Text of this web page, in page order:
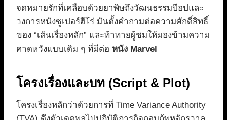
จดหมายรักที่เคลือบด้วยยาพิษถึงวัฒนธรรมป๊อปและ
วงการหนังซูเปอร์ฮีโร่ มันตั้งคำถามต่อความศักดิ์สิทธิ์
ของ “เส้นเรื่องหลัก” และท้าทายผู้ชมให้มองข้ามความ
คาดหวังแบบเดิม ๆ ที่มีต่อ หนัง Marvel
โครงเรื่องและบท (Script & Plot)
โครงเรื่องหลักว่าด้วยการที่ Time Variance Authority